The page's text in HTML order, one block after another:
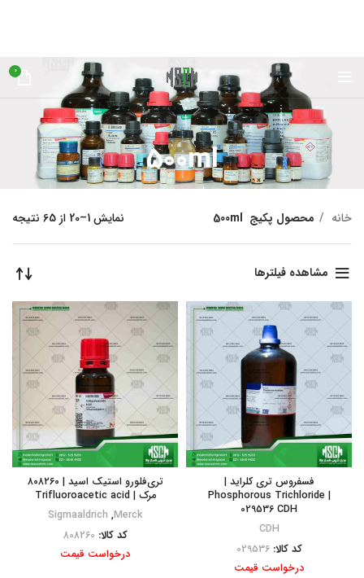
0
500ml
خانه محصول پکیج 500ml نمایش 1–20 از 65 نتیجه
مشاهده فیلترها
فسفروس تری کلراید |
Phosphorous Trichloride |
029536 CDH
CDH
کد کالا:029536
درخواست قیمت
تری‌فلورو استیک اسید | ۸۰۸۲۶۰
مرک | Trifluoroacetic acid
Merck
,
Sigmaaldrich
کد کالا: 808260
درخواست قیمت